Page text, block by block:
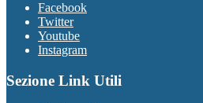
Facebook
Twitter
Youtube
Instagram
Sezione Link Utili